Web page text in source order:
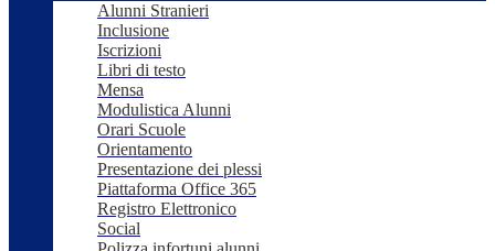
Alunni Stranieri
Inclusione
Iscrizioni
Libri di testo
Mensa
Modulistica Alunni
Orari Scuole
Orientamento
Presentazione dei plessi
Piattaforma Office 365
Registro Elettronico
Social